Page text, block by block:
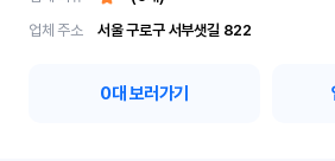
업체 주소
서울 구로구 서부샛길 822
0대 보러가기